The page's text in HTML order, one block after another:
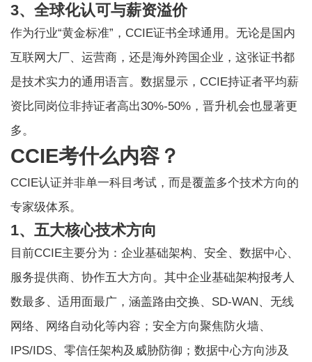
3、全球化认可与薪资溢价
作为行业“黄金标准”，CCIE证书全球通用。无论是国内
互联网大厂、运营商，还是海外跨国企业，这张证书都
是技术实力的通用语言。数据显示，CCIE持证者平均薪
资比同岗位非持证者高出30%-50%，晋升机会也显著更
多。
CCIE考什么内容？
CCIE认证并非单一科目考试，而是覆盖多个技术方向的
专家级体系。
1、五大核心技术方向
目前CCIE主要分为：企业基础架构、安全、数据中心、
服务提供商、协作五大方向。其中企业基础架构报考人
数最多、适用面最广，涵盖路由交换、SD-WAN、无线
网络、网络自动化等内容；安全方向聚焦防火墙、
IPS/IDS、零信任架构及威胁防御；数据中心方向涉及